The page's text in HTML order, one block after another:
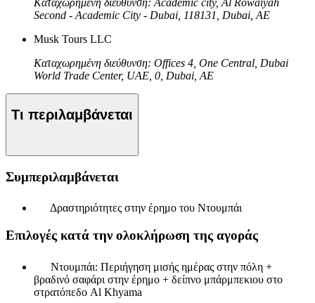
Second - Academic City - Dubai, 118131, Dubai, AE
Musk Tours LLC
Καταχωρημένη διεύθυνση: Offices 4, One Central, Dubai
World Trade Center, UAE, 0, Dubai, AE
Τι περιλαμβάνεται
Συμπεριλαμβάνεται
Δραστηριότητες στην έρημο του Ντουμπάι
Επιλογές κατά την ολοκλήρωση της αγοράς
Ντουμπάι: Περιήγηση μισής ημέρας στην πόλη +
βραδινό σαφάρι στην έρημο + δείπνο μπάρμπεκιου στο
στρατόπεδο Al Khyama